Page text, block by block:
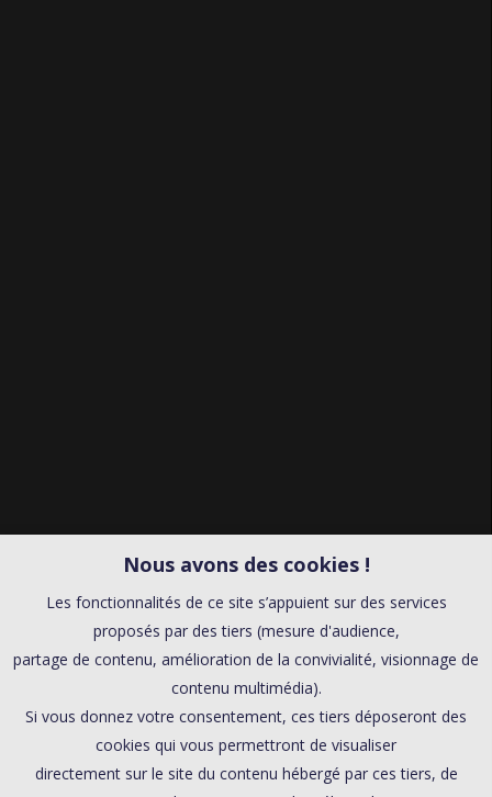
Nous avons des cookies !
Les fonctionnalités de ce site s’appuient sur des services
proposés par des tiers (mesure d'audience,
partage de contenu, amélioration de la convivialité, visionnage de
contenu multimédia).
Si vous donnez votre consentement, ces tiers déposeront des
cookies qui vous permettront de visualiser
directement sur le site du contenu hébergé par ces tiers, de